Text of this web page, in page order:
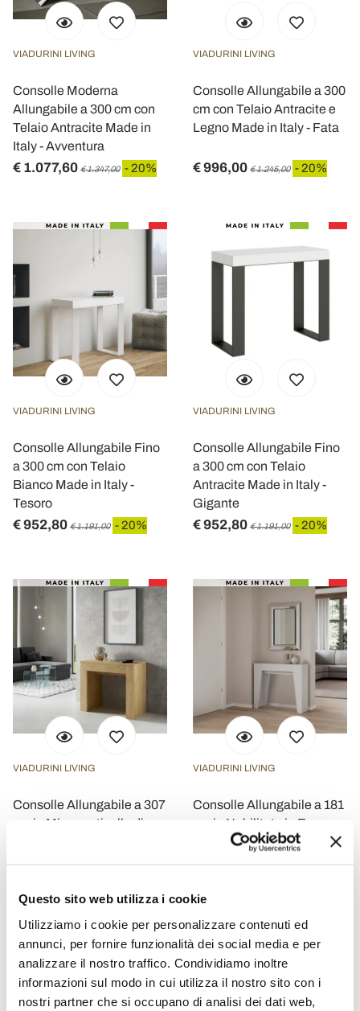
Questo sito web utilizza i cookie
Utilizziamo i cookie per personalizzare contenuti ed
annunci, per fornire funzionalità dei social media e per
analizzare il nostro traffico. Condividiamo inoltre
informazioni sul modo in cui utilizza il nostro sito con i
nostri partner che si occupano di analisi dei dati web,
VIADURINI LIVING
Consolle Moderna
Allungabile a 300 cm con
Telaio Antracite Made in
Italy - Avventura
€ 1.077,60 € 1.347,00 - 20%
VIADURINI LIVING
Consolle Allungabile a 300
cm con Telaio Antracite e
Legno Made in Italy - Fata
€ 996,00 € 1.245,00 - 20%
VIADURINI LIVING
Consolle Allungabile Fino
a 300 cm con Telaio
Bianco Made in Italy -
Tesoro
€ 952,80 € 1.191,00 - 20%
VIADURINI LIVING
Consolle Allungabile Fino
a 300 cm con Telaio
Antracite Made in Italy -
Gigante
€ 952,80 € 1.191,00 - 20%
VIADURINI LIVING
Consolle Allungabile a 307
cm in Microparticelle di
VIADURINI LIVING
Consolle Allungabile a 181
cm in Nobilitato in Essenza
Made in Italy - Castello